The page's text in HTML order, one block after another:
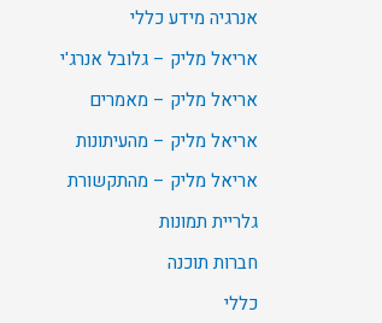
אנרגיה מידע כללי
אריאל מליק – גלובל אנרג'י
אריאל מליק – מאמרים
אריאל מליק – מהעיתונות
אריאל מליק – מהתקשורת
גלריית תמונות
חברות תוכנה
כללי